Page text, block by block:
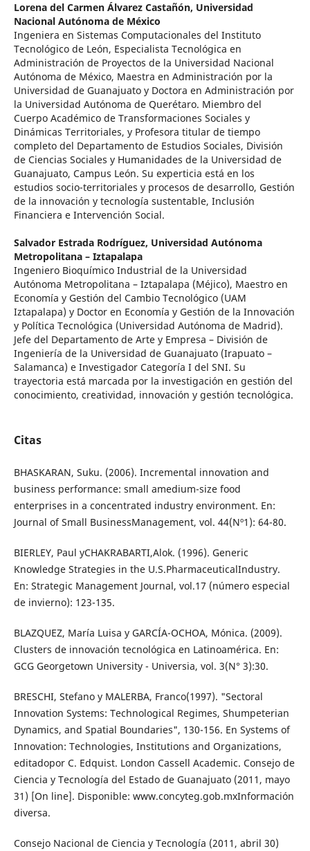
Lorena del Carmen Álvarez Castañón, Universidad
Nacional Autónoma de México
Ingeniera en Sistemas Computacionales del Instituto
Tecnológico de León, Especialista Tecnológica en
Administración de Proyectos de la Universidad Nacional
Autónoma de México, Maestra en Administración por la
Universidad de Guanajuato y Doctora en Administración por
la Universidad Autónoma de Querétaro. Miembro del
Cuerpo Académico de Transformaciones Sociales y
Dinámicas Territoriales, y Profesora titular de tiempo
completo del Departamento de Estudios Sociales, División
de Ciencias Sociales y Humanidades de la Universidad de
Guanajuato, Campus León. Su experticia está en los
estudios socio-territoriales y procesos de desarrollo, Gestión
de la innovación y tecnología sustentable, Inclusión
Financiera e Intervención Social.
Salvador Estrada Rodríguez, Universidad Autónoma
Metropolitana – Iztapalapa
Ingeniero Bioquímico Industrial de la Universidad
Autónoma Metropolitana – Iztapalapa (Méjico), Maestro en
Economía y Gestión del Cambio Tecnológico (UAM
Iztapalapa) y Doctor en Economía y Gestión de la Innovación
y Política Tecnológica (Universidad Autónoma de Madrid).
Jefe del Departamento de Arte y Empresa – División de
Ingeniería de la Universidad de Guanajuato (Irapuato –
Salamanca) e Investigador Categoría I del SNI. Su
trayectoria está marcada por la investigación en gestión del
conocimiento, creatividad, innovación y gestión tecnológica.
Citas
BHASKARAN, Suku. (2006). Incremental innovation and
business performance: small amedium-size food
enterprises in a concentrated industry environment. En:
Journal of Small BusinessManagement, vol. 44(Nº1): 64-80.
BIERLEY, Paul yCHAKRABARTI,Alok. (1996). Generic
Knowledge Strategies in the U.S.PharmaceuticalIndustry.
En: Strategic Management Journal, vol.17 (número especial
de invierno): 123-135.
BLAZQUEZ, María Luisa y GARCÍA-OCHOA, Mónica. (2009).
Clusters de innovación tecnológica en Latinoamérica. En:
GCG Georgetown University - Universia, vol. 3(N° 3):30.
BRESCHI, Stefano y MALERBA, Franco(1997). "Sectoral
Innovation Systems: Technological Regimes, Shumpeterian
Dynamics, and Spatial Boundaries", 130-156. En Systems of
Innovation: Technologies, Institutions and Organizations,
editadopor C. Edquist. London Cassell Academic. Consejo de
Ciencia y Tecnología del Estado de Guanajuato (2011, mayo
31) [On line]. Disponible: www.concyteg.gob.mxInformación
diversa.
Consejo Nacional de Ciencia y Tecnología (2011, abril 30)